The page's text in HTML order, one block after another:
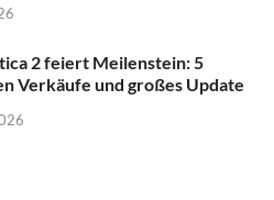
2 feiert Meilenstein: 5
Verkäufe und großes Update